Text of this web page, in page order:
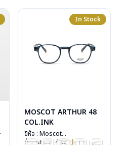
In Stock
MOSCOT ARTHUR 48
COL.INK
ยี่ห้อ : Moscot
รุ่น : Arthur 48Col.ink